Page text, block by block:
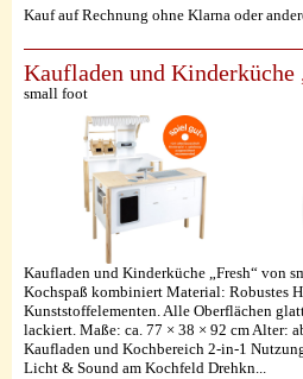
Kauf auf Rechnung ohne Klarna oder
Kaufladen und
small foot
Kaufladen und Kinderküche „Fresh“ von
Kochspaß kombiniert Material: Robustes
Kunststoffelementen. Alle Oberflächen
lackiert. Maße: ca. 77 × 38 × 92 cm Alter:
Kaufladen und Kochbereich 2-in-1
Licht & Sound am Kochfeld Drehkn...